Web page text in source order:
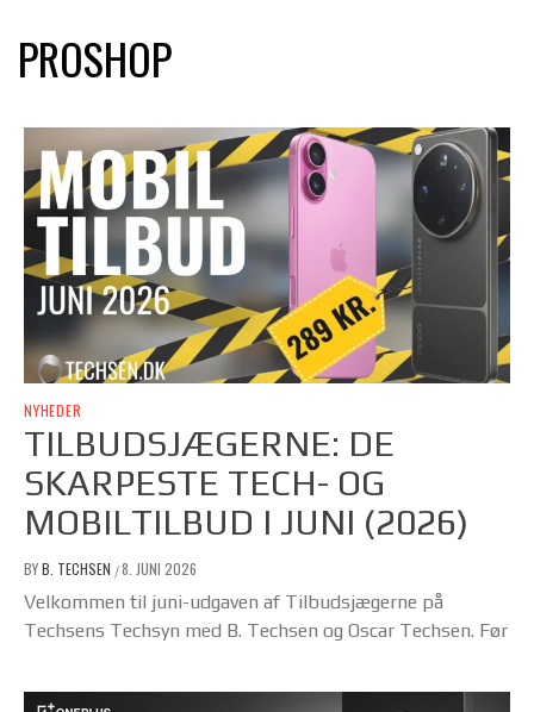
PROSHOP
NYHEDER
TILBUDSJÆGERNE: DE
SKARPESTE TECH- OG
MOBILTILBUD I JUNI (2026)
BYB. TECHSEN /8. JUNI 2026
Velkommen til juni-udgaven af Tilbudsjægerne på
Techsens Techsyn med B. Techsen og Oscar Techsen. Før